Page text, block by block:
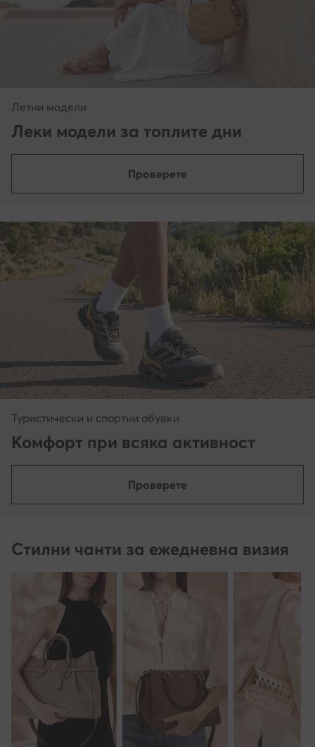
Летни модели
Леки модели за топлите дни
Проверете
Туристически и спортни обувки
Комфорт при всяка активност
Проверете
Стилни чанти за ежедневна визия